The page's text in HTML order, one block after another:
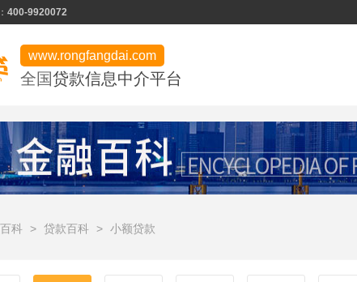
400-9920072
www.rongfangdai.com
贷款信息中介平台
全国
款
、最快当天下款
房产贷款
快速审批、条件宽松
款
房产贷款 汽车贷款
科 > 贷款百科 > 小额贷款